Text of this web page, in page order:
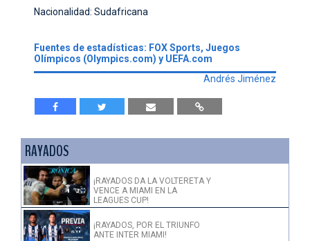
Nacionalidad: Sudafricana
Fuentes de estadísticas: FOX Sports, Juegos
Olímpicos (Olympics.com) y UEFA.com
Andrés Jiménez
RAYADOS
¡RAYADOS DA LA VOLTERETA Y
VENCE A MIAMI EN LA
LEAGUES CUP!
¡RAYADOS, POR EL TRIUNFO
ANTE INTER MIAMI!